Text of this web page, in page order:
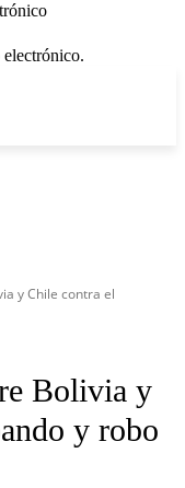
electrónico.
y Chile contra el
Bolivia y
y robo